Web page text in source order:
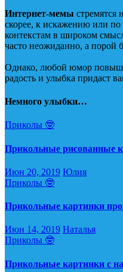
Интернет-мемы стремятся
скорее, к искажению или
контекстам в широком
часто неожиданно, а порой
Однако, любой юмор
радость и улыбка придаст
Немного улыбки…
Приколы 🤓
Прикольные рисованные
Июн 20, 2019 Юлия
Приколы 🤓
Прикольные картинки про
Июн 14, 2019 Наталья
Приколы 🤓
Прикольные картинки с